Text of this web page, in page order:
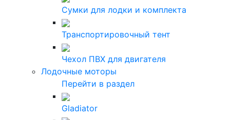
Сумки для лодки и комплекта
Транспортировочный тент
Чехол ПВХ для двигателя
Лодочные моторы
Перейти в раздел
Gladiator